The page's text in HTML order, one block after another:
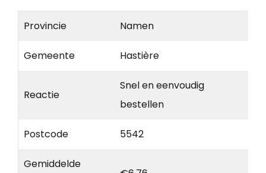
Provincie Namen
Gemeente Hastière
Reactie
Snel en eenvoudig
bestellen
Postcode 5542
Gemiddelde